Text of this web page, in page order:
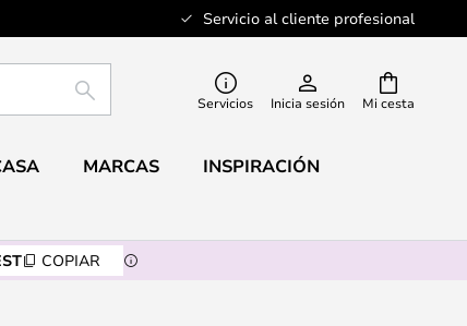
Servicio al cliente profesional
Mi cesta
BUSCAR Servicios Inicia sesión
MARCAS INSPIRACIÓN
COPIAR